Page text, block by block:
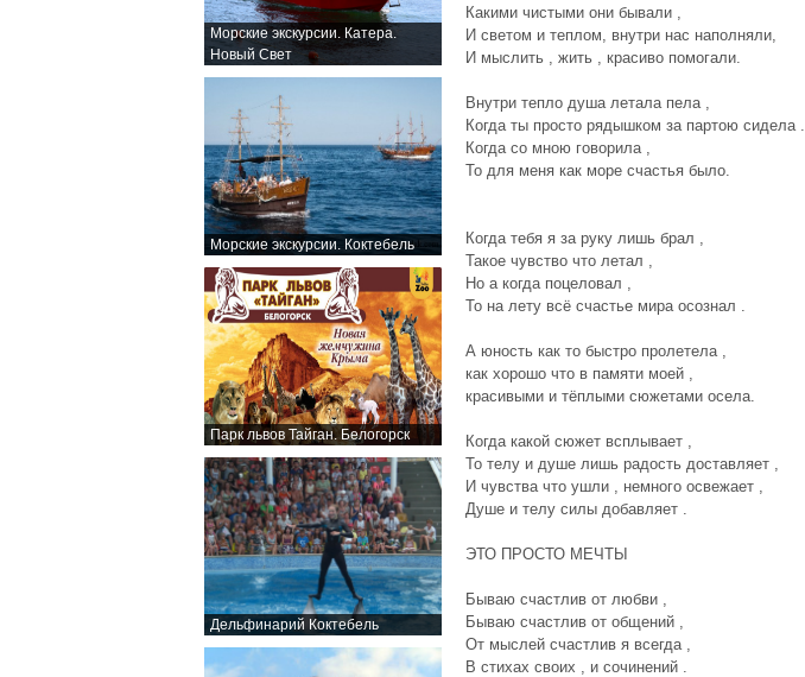
Морские экскурсии. Катера.
Новый Свет
Морские экскурсии. Коктебель
Парк львов Тайган. Белогорск
Дельфинарий Коктебель
Какими чистыми они бывали ,
И светом и теплом, внутри нас наполняли,
И мыслить , жить , красиво помогали.
Внутри тепло душа летала пела ,
Когда ты просто рядышком за партою сидела .
Когда со мною говорила ,
То для меня как море счастья было.
Когда тебя я за руку лишь брал ,
Такое чувство что летал ,
Но а когда поцеловал ,
То на лету всё счастье мира осознал .
А юность как то быстро пролетела ,
как хорошо что в памяти моей ,
красивыми и тёплыми сюжетами осела.
Когда какой сюжет всплывает ,
То телу и душе лишь радость доставляет ,
И чувства что ушли , немного освежает ,
Душе и телу силы добавляет .
ЭТО ПРОСТО МЕЧТЫ
Бываю счастлив от любви ,
Бываю счастлив от общений ,
От мыслей счастлив я всегда ,
В стихах своих , и сочинений .